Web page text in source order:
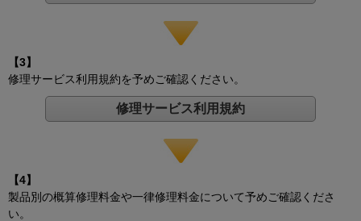
【3】
修理サービス利用規約を予めご確認ください。
修理サービス利用規約
【4】
製品別の概算修理料金や一律修理料金について予めご確認くださ
い。